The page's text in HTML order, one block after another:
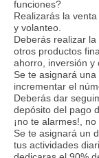
funciones?
Realizarás la
y volanteo.
Deberás realizar
otros productos
ahorro, inversión y
Se te asignará
incrementar el
Deberás dar
depósito del pago
¡no te alarmes!,
Se te asignará un
tus actividades